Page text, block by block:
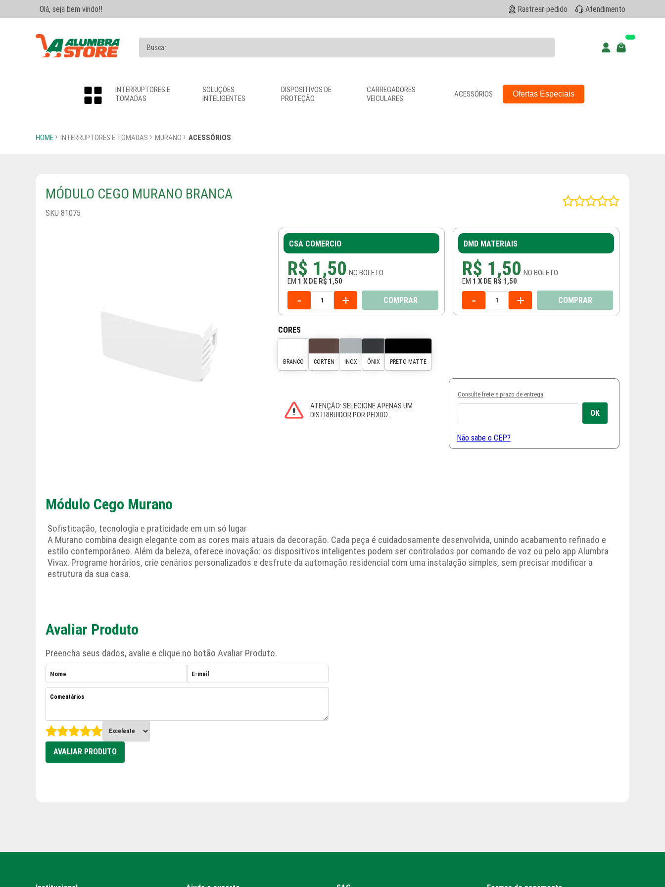
Olá, seja bem vindo!! Rastrear pedido Atendimento
INTERRUPTORES E
TOMADAS
SOLUÇÕES
INTELIGENTES
DISPOSITIVOS DE
PROTEÇÃO
CARREGADORES
VEICULARES
ACESSÓRIOS Ofertas Especiais
HOME INTERRUPTORES E TOMADAS MURANO ACESSÓRIOS
MÓDULO CEGO MURANO BRANCA
SKU 81075
CSA COMERCIO
R$ 1,50 NOBOLETO
EM 1X DE R$ 1,50
- + COMPRAR
DMD MATERIAIS
R$ 1,50 NOBOLETO
EM 1X DE R$ 1,50
- + COMPRAR
CORES
Consulte frete e prazo de entrega
Não sabe o CEP?
Módulo Cego Murano
Sofisticação, tecnologia e praticidade em um só lugar
A Murano combina design elegante com as cores mais atuais da decoração. Cada peça é cuidadosamente desenvolvida, unindo acabamento refinado e
estilo contemporâneo. Além da beleza, oferece inovação: os dispositivos inteligentes podem ser controlados por comando de voz ou pelo app Alumbra
Vivax. Programe horários, crie cenários personalizados e desfrute da automação residencial com uma instalação simples, sem precisar modificar a
estrutura da sua casa.
Avaliar Produto
Preencha seus dados, avalie e clique no botão Avaliar Produto.
AVALIAR PRODUTO